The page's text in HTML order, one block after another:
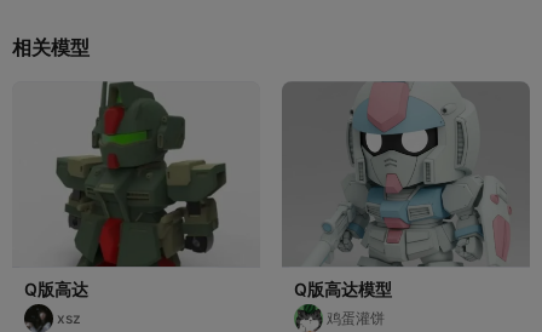
相关模型
Q版高达
xsz
Q版高达模型
鸡蛋灌饼